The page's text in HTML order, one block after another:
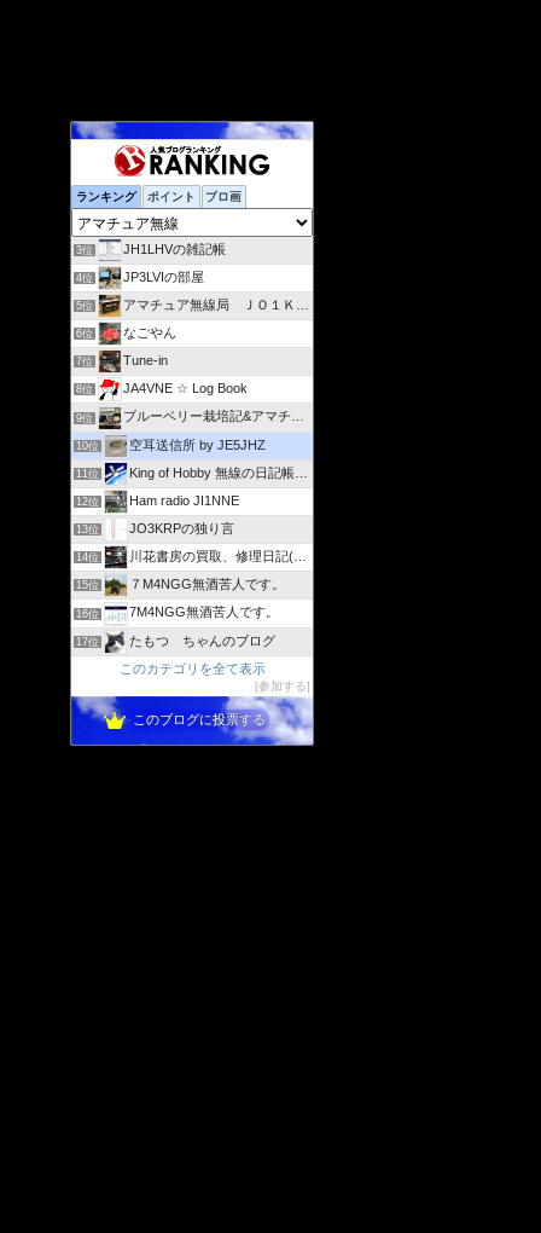
ランキング ポイント ブロ画
3位 JH1LHVの雑記帳
4位 JP3LVIの部屋
5位 アマチュア無線局 ＪＯ１ＫＶＳ
6位 なごやん
7位 Tune-in
8位 JA4VNE ☆ Log Book
9位 ブルーベリー栽培記&アマチュア無線(JA4IZL)活動記録
10位 空耳送信所 by JE5JHZ
11位 King of Hobby 無線の日記帳 from 広島
12位 Ham radio JI1NNE
13位 JO3KRPの独り言
14位 川花書房の買取、修理日記(JA2FJG)
15位 ７M4NGG無酒苦人です。
16位 7M4NGG無酒苦人です。
17位
たもつ ちゃんのブログ
このカテゴリを全て表示
参加する
このブログに投票する